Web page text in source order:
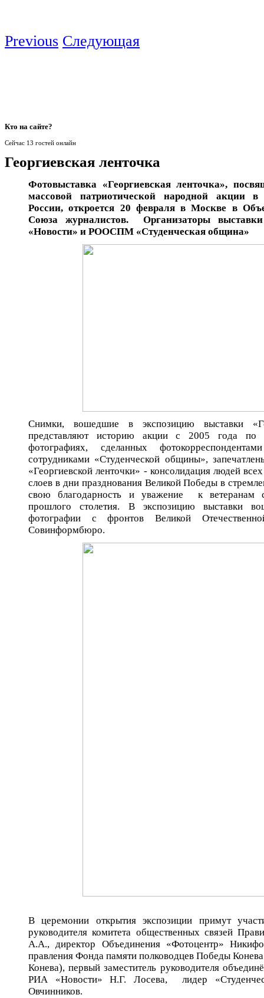
Previous Следующая
Кто на сайте?
Сейчас 13 гостей онлайн
Георгиевская ленточка
Фотовыставка «Георгиевская ленточка»,
массовой патриотической народной акции в
России, откроется 20 февраля в Москве в
Союза журналистов. Организаторы
«Новости» и РООСПМ «Студенческая община»
Снимки, вошедшие в экспозицию выставки
представляют историю акции с 2005 года по
фотографиях, сделанных
сотрудниками «Студенческой общины»,
«Георгиевской ленточки» - консолидация людей
слоев в дни празднования Великой Победы в
свою благодарность и уважение к ветеранам
прошлого столетия. В экспозицию выставки
фотографии с фронтов Великой
Совинформбюро.
В церемонии открытия экспозиции примут
руководителя комитета общественных связей
А.А., директор Объединения «Фотоцентр»
правления Фонда памяти полководцев Победы
Конева), первый заместитель руководителя
РИА «Новости» Н.Г. Лосева, лидер
Овчинников.